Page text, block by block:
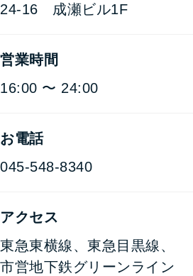
24-16 成瀬ビル1F
営業時間
16:00 〜 24:00
お電話
045-548-8340
アクセス
東急東横線、東急目黒線、
市営地下鉄グリーンライン